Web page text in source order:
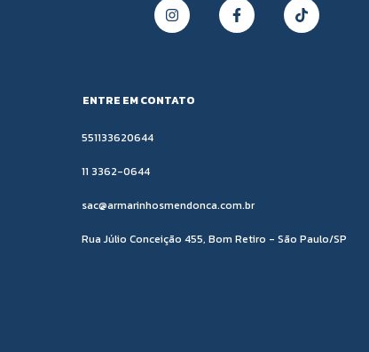
ENTRE EM CONTATO
551133620644
11 3362-0644
sac@armarinhosmendonca.com.br
Rua Júlio Conceição 455, Bom Retiro - São Paulo/SP